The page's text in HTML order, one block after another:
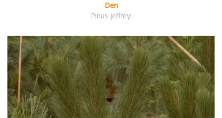
Den
Pinus jeffreyi